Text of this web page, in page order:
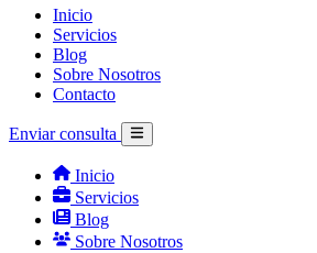
Inicio
Servicios
Blog
Sobre Nosotros
Contacto
Enviar consulta
Inicio
Servicios
Blog
Sobre Nosotros